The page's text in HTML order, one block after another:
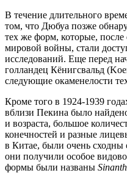
В течение длительного
том, что Дюбуа позже
тех же форм, которые,
мировой войны, стали
исследований. Еще перед
голландец Кёнигсвальд
следующие окаменелости
Кроме того в 1924-1939
вблизи Пекина было
и возраста, большое
конечностей и разные
в Китае, были очень
они получили особое
формы были названы